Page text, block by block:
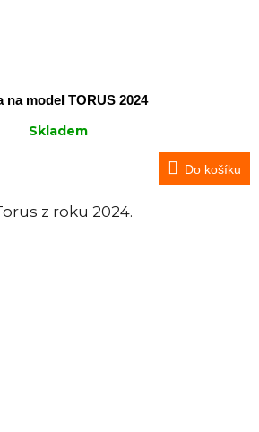
na model TORUS 2024
Skladem
Do košíku
z roku 2024.